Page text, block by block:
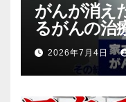
がんが消え
るがんの治
2026年7月4日